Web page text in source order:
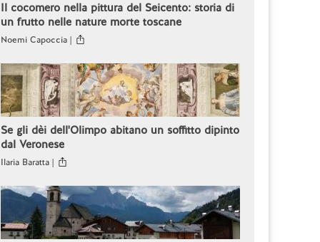
Il cocomero nella pittura del Seicento: storia di
un frutto nelle nature morte toscane
Noemi Capoccia |
Se gli dèi dell'Olimpo abitano un soffitto dipinto
dal Veronese
Ilaria Baratta |